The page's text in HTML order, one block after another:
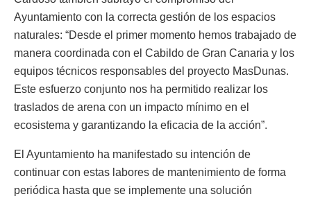
Ayuntamiento con la correcta gestión de los espacios
naturales: “Desde el primer momento hemos trabajado de
manera coordinada con el Cabildo de Gran Canaria y los
equipos técnicos responsables del proyecto MasDunas.
Este esfuerzo conjunto nos ha permitido realizar los
traslados de arena con un impacto mínimo en el
ecosistema y garantizando la eficacia de la acción”.
El Ayuntamiento ha manifestado su intención de
continuar con estas labores de mantenimiento de forma
periódica hasta que se implemente una solución